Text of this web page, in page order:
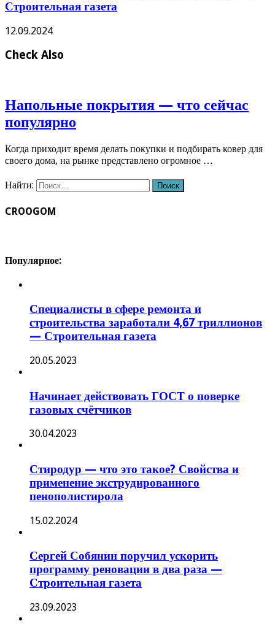
Строительная газета
12.09.2024
Check Also
Напольные покрытия — что сейчас
популярно
Когда приходит время делать покупки и подбирать ковер для
своего дома, на рынке представлено огромное …
Найти:
CROOGOM
Популярное:
Специалисты в сфере ремонта и
строительства заработали 4,67 триллионов
— Строительная газета
20.05.2023
Начинает действовать ГОСТ о поверке
газовых счётчиков
30.04.2023
Стиродур — что это такое? Свойства и
применение экструдированного
пенополистирола
15.02.2024
Сергей Собянин поручил ускорить
программу реновации в два раза —
Строительная газета
23.09.2023